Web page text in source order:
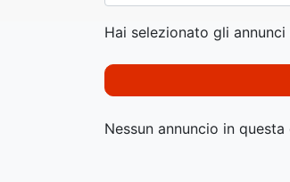
Hai selezionato gli
Nessun annuncio in